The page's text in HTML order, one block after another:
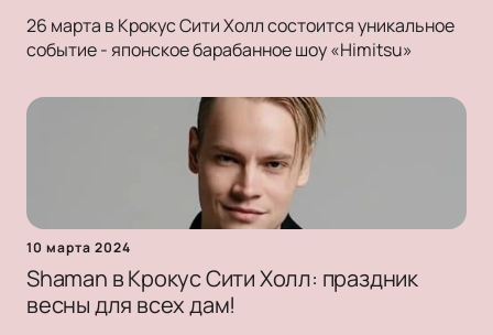
26 марта в Крокус Сити Холл состоится уникальное
событие - японское барабанное шоу «Himitsu»
10 марта 2024
Shaman в Крокус Сити Холл: праздник
весны для всех дам!